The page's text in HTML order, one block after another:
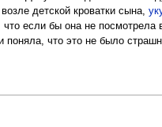
детской кроватки сына,
если бы она не
поняла, что это не было